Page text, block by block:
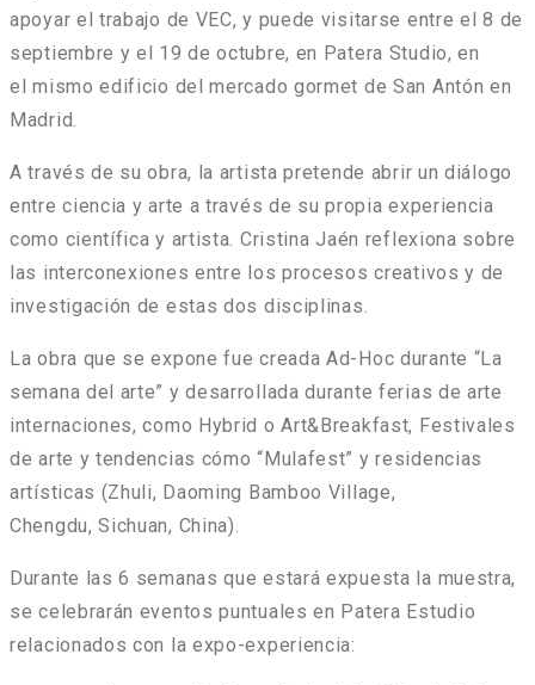
apoyar el trabajo de VEC, y puede visitarse entre el 8 de
septiembre y el 19 de octubre, en Patera Studio, en
el mismo edificio del mercado gormet de San Antón en
Madrid.
A través de su obra, la artista pretende abrir un diálogo
entre ciencia y arte a través de su propia experiencia
como científica y artista. Cristina Jaén reflexiona sobre
las interconexiones entre los procesos creativos y de
investigación de estas dos disciplinas.
La obra que se expone fue creada Ad-Hoc durante “La
semana del arte” y desarrollada durante ferias de arte
internaciones, como Hybrid o Art&Breakfast, Festivales
de arte y tendencias cómo “Mulafest” y residencias
artísticas (Zhuli, Daoming Bamboo Village,
Chengdu, Sichuan, China).
Durante las 6 semanas que estará expuesta la muestra,
se celebrarán eventos puntuales en Patera Estudio
relacionados con la expo-experiencia: